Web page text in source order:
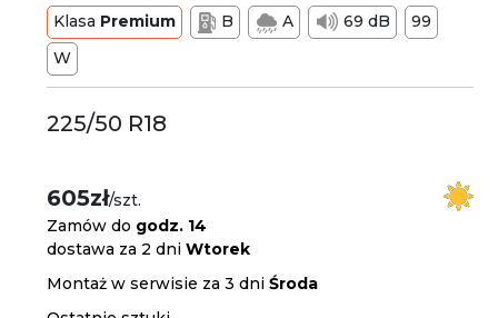
Klasa Premium B A 69 dB
99
W
225/50 R18
605zł/szt.
Zamów do godz. 14
dostawa za 2 dniWtorek
Montaż w serwisie za 3 dniŚroda